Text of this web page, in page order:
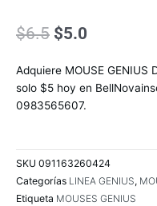
$6.5 El
original
era:
$6.5.
$5.0
actual
es:
Adquiere MOUSE GENIUS
solo $5 hoy en
0983565607.
SKU 091163260424
Categorías LINEA GENIUS,
Etiqueta MOUSES GENIUS